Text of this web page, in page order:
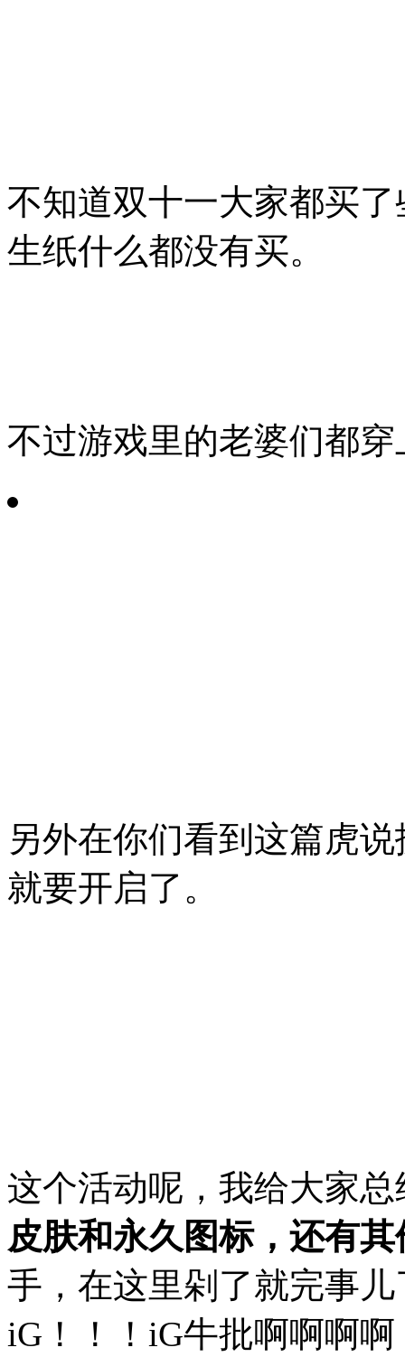
不知道双十一大家都买
生纸什么都没有买。
不过游戏里的老婆们都
另外在你们看到这篇虎
就要开启了。
这个活动呢，我给大家
皮肤和永久图标，还有
手，在这里剁了就完事
iG！！！iG牛批啊啊啊